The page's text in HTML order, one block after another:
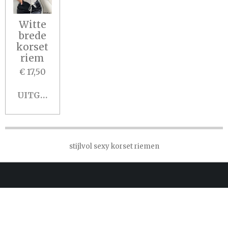
n n
Witte
brede
korset
riem
€ 17,50
UITGESCHAKELD
stijlvol sexy korset riemen